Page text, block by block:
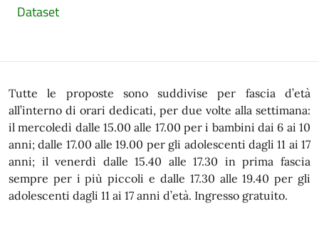
Dataset
Tutte le proposte sono suddivise per fascia d’età
all’interno di orari dedicati, per due volte alla settimana:
il mercoledì dalle 15.00 alle 17.00 per i bambini dai 6 ai 10
anni; dalle 17.00 alle 19.00 per gli adolescenti dagli 11 ai 17
anni; il venerdì dalle 15.40 alle 17.30 in prima fascia
sempre per i più piccoli e dalle 17.30 alle 19.40 per gli
adolescenti dagli 11 ai 17 anni d’età. Ingresso gratuito.